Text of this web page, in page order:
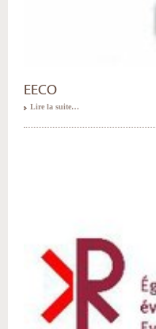
EECO
Lire la suite…